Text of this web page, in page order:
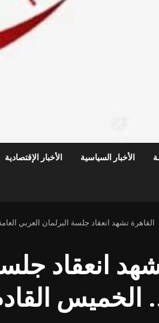
الأخبار السياسية الأخبار الإقتصادية
القاهرة تشهد انعقاد جلسة البرلمان العربي
انعقاد
الخميس